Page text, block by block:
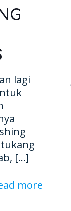
lagi
[…]
more